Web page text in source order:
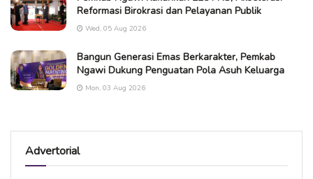
Reformasi Birokrasi dan Pelayanan Publik
Wed, 05 Aug 2026
Bangun Generasi Emas Berkarakter, Pemkab
Ngawi Dukung Penguatan Pola Asuh Keluarga
Mon, 03 Aug 2026
Advertorial